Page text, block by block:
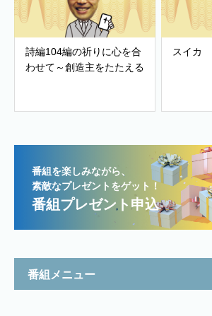
詩編104編の祈りに心を合
わせて～創造主をたたえる
スイカ
番組を楽しみながら、
素敵なプレゼントをゲット！
番組プレゼント申込
番組メニュー